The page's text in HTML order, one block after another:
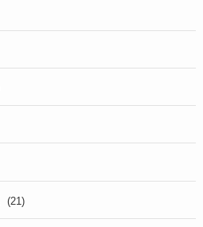
(21)